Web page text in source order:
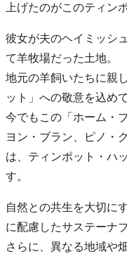
上げたのがこのティン
彼女が夫のヘイミッシ
て羊牧場だった土地。
地元の羊飼いたちに親
ット」への敬意を込め
今でもこの「ホーム・
ヨン・ブラン、ピノ・
は、ティンポット・ハ
す。
自然との共生を大切に
に配慮したサステーナ
さらに、異なる地域や